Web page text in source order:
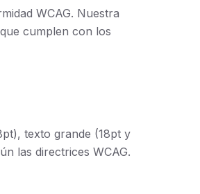
WCAG. Nuestra
cumplen con los
texto grande (18pt y
las directrices WCAG.